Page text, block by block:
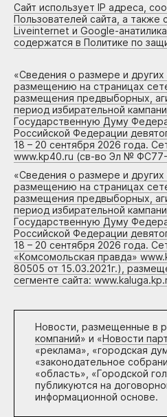
Сайт использует IP адреса,
Пользователей сайта, а также
Liveinternet и Google-
содержатся в Политике по
«Сведения о размере и других
размещению на страницах
размещения предвыборных,
период избирательной
Государственную Думу
Российской Федерации
18 – 20 сентября 2026 года.
www.kp40.ru (св-во Эл № ФС77-
«Сведения о размере и других
размещению на страницах
размещения предвыборных,
период избирательной
Государственную Думу
Российской Федерации
18 – 20 сентября 2026 года.
«Комсомольская правда»
80505 от 15.03.2021г.),
сегменте сайта:
Новости, размещенные в
компаний» и «Новости
«реклама», «городская
«законодательное
«область», «Городской
публикуются на
информационной основе.